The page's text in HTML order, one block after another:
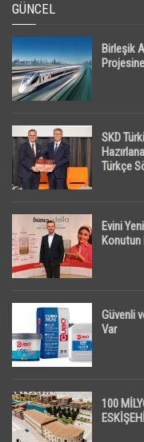
GÜNCEL
Birleşik
SKD
Türkçe
Evini
Konutun
Güvenli
Var
100